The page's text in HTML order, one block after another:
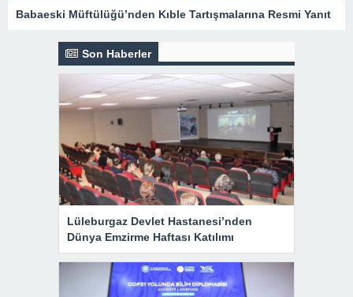
Babaeski Müftülüğü’nden Kıble Tartışmalarına Resmi Yanıt
Son Haberler
Lüleburgaz Devlet Hastanesi’nden
Dünya Emzirme Haftası Katılımı